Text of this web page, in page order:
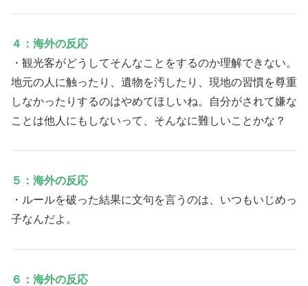
４：海外の反応
・観光客がどうしてそんなことをするのか理解できない。
地元の人に触ったり、遺物を汚したり、現地の習慣を尊重
しなかったりするのはやめてほしいね。自分がされて嫌な
ことは他人にもしないって、そんなに難しいことかな？
５：海外の反応
・ルールを破った結果に文句を言うのは、いつもいじめっ
子なんだよ。
６：海外の反応